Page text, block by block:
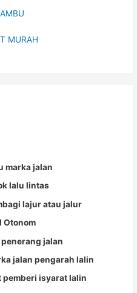
MURAH
marka jalan
lalu lintas
lajur atau jalur
jalan
jalan pengarah lalin
pemberi isyarat lalin